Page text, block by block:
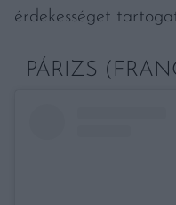
érdekességet
PÁRIZS